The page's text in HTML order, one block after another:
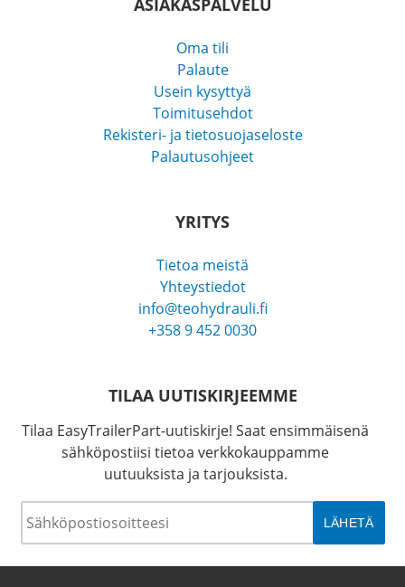
ASIAKASPALVELU
Oma tili
Palaute
Usein kysyttyä
Toimitusehdot
Rekisteri- ja tietosuojaseloste
Palautusohjeet
YRITYS
Tietoa meistä
Yhteystiedot
info@teohydrauli.fi
+358 9 452 0030
TILAA UUTISKIRJEEMME
Tilaa EasyTrailerPart-uutiskirje! Saat ensimmäisenä
sähköpostiisi tietoa verkkokauppamme
uutuuksista ja tarjouksista.